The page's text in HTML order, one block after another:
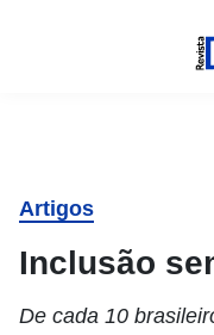
Artigos
Inclusão
De cada 10